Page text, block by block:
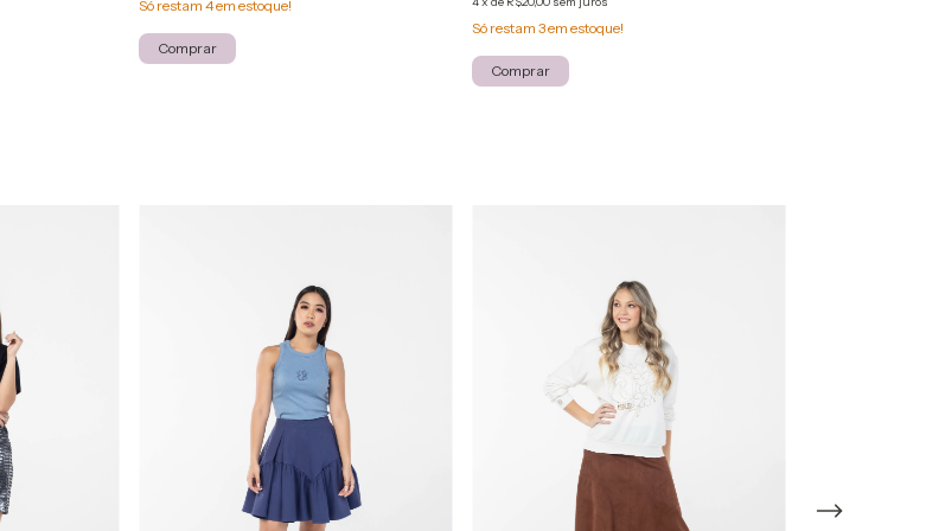
Só restam 4em estoque!
Comprar
Só restam 3em estoque!
Comprar